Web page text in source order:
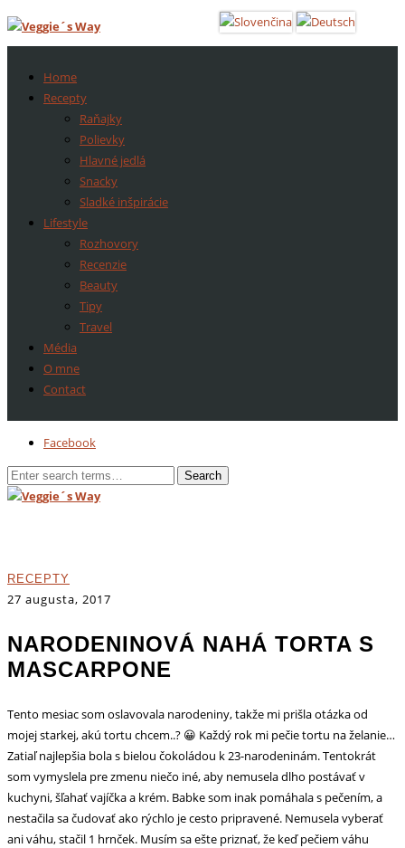
Home
Recepty
Raňajky
Polievky
Hlavné jedlá
Snacky
Sladké inšpirácie
Lifestyle
Rozhovory
Recenzie
Beauty
Tipy
Travel
Média
O mne
Contact
Facebook
RECEPTY
27 augusta, 2017
NARODENINOVÁ NAHÁ TORTA S
MASCARPONE
Tento mesiac som oslavovala narodeniny, takže mi prišla otázka od
mojej starkej, akú tortu chcem..? 😀 Každý rok mi pečie tortu na želanie…
Zatiaľ najlepšia bola s bielou čokoládou k 23-narodeninám. Tentokrát
som vymyslela pre zmenu niečo iné, aby nemusela dlho postávať v
kuchyni, šľahať vajíčka a krém. Babke som inak pomáhala s pečením, a
nestačila sa čudovať ako rýchlo je cesto pripravené. Nemusela vyberať
ani váhu, stačil 1 hrnček. Musím sa ešte priznať, že keď pečiem váhu